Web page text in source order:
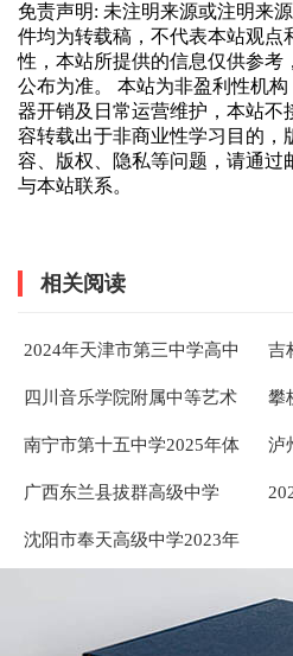
免责声明: 未注明来源或注明来
件均为转载稿，不代表本站观点
性，本站所提供的信息仅供参考
公布为准。 本站为非盈利性机
器开销及日常运营维护，本站不
容转载出于非商业性学习目的，
容、版权、隐私等问题，请通过
与本站联系。
相关阅读
2024年天津市第三中学高中
吉
四川音乐学院附属中等艺术
攀
南宁市第十五中学2025年体
方案
泸
广西东兰县拔群高级中学
生简章
沈阳市奉天高级中学2023年
艺术特优生招生章程